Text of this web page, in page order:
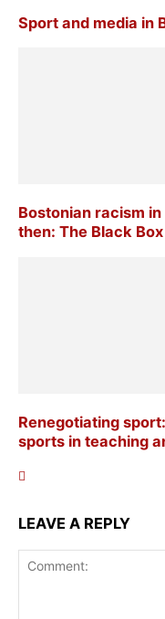
Sport and media in
Bostonian racism
then: The Black
Renegotiating
sports in teaching
LEAVE A REPLY